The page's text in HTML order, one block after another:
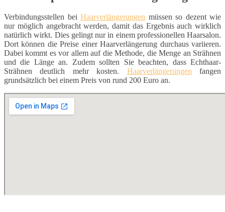
Verbindungsstellen bei Haarverlängerungen müssen so dezent wie
nur möglich angebracht werden, damit das Ergebnis auch wirklich
natürlich wirkt. Dies gelingt nur in einem professionellen Haarsalon.
Dort können die Preise einer Haarverlängerung durchaus variieren.
Dabei kommt es vor allem auf die Methode, die Menge an Strähnen
und die Länge an. Zudem sollten Sie beachten, dass Echthaar-
Strähnen deutlich mehr kosten. Haarverlängerungenfangen
grundsätzlich bei einem Preis von rund 200 Euro an.